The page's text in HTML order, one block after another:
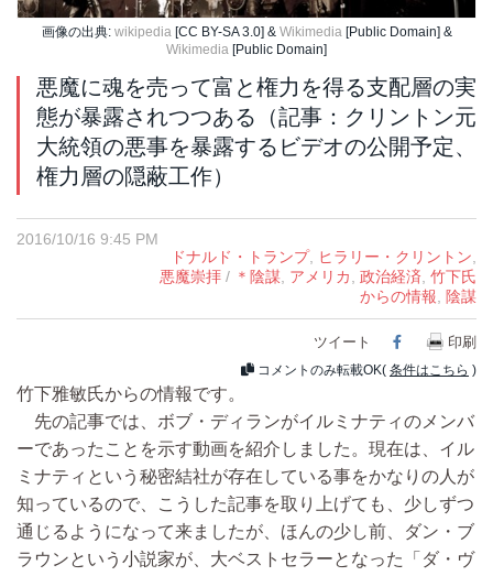
画像の出典: wikipedia[CC BY-SA 3.0] & Wikimedia[Public Domain] &
Wikimedia [Public Domain]
悪魔に魂を売って富と権力を得る支配層の実
態が暴露されつつある（記事：クリントン元
大統領の悪事を暴露するビデオの公開予定、
権力層の隠蔽工作）
2016/10/16 9:45 PM
ドナルド・トランプ, ヒラリー・クリントン,
悪魔崇拝 / ＊陰謀, アメリカ, 政治経済, 竹下氏
からの情報, 陰謀
ツイート Facebook
印刷
コメントのみ転載OK( 条件はこちら )
竹下雅敏氏からの情報です。
先の記事では、ボブ・ディランがイルミナティのメンバ
ーであったことを示す動画を紹介しました。現在は、イル
ミナティという秘密結社が存在している事をかなりの人が
知っているので、こうした記事を取り上げても、少しずつ
通じるようになって来ましたが、ほんの少し前、ダン・ブ
ラウンという小説家が、大ベストセラーとなった「ダ・ヴ